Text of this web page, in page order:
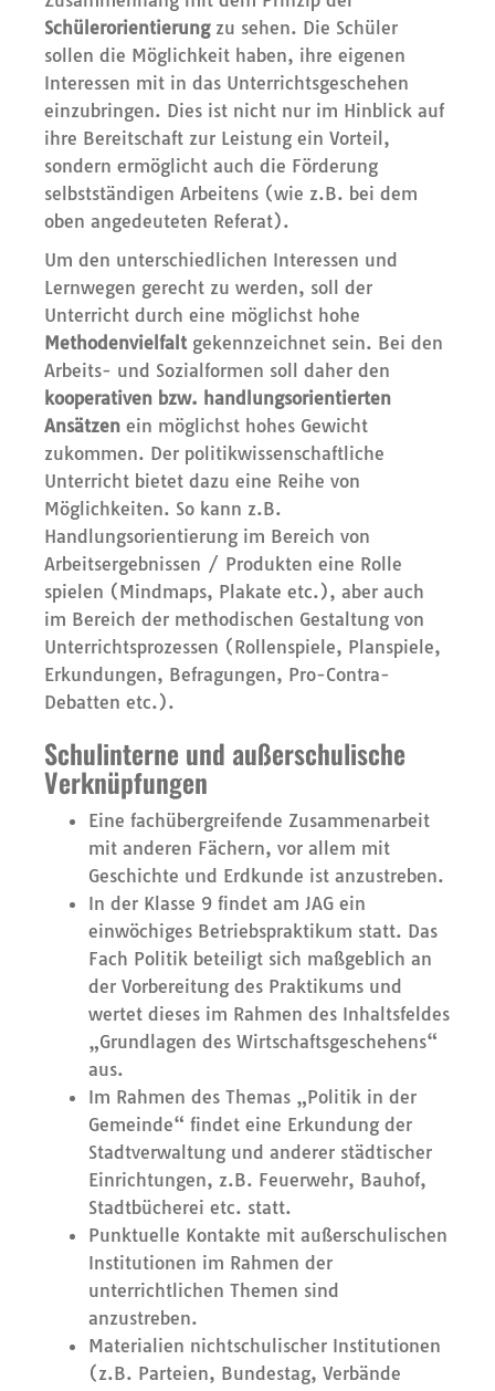
Schülerorientierungzu sehen. Die Schüler
sollen die Möglichkeit haben, ihre eigenen
Interessen mit in das Unterrichtsgeschehen
einzubringen. Dies ist nicht nur im Hinblick auf
ihre Bereitschaft zur Leistung ein Vorteil,
sondern ermöglicht auch die Förderung
selbstständigen Arbeitens (wie z.B. bei dem
oben angedeuteten Referat).
Um den unterschiedlichen Interessen und
Lernwegen gerecht zu werden, soll der
Unterricht durch eine möglichst hohe
Methodenvielfalt gekennzeichnet sein. Bei den
Arbeits- und Sozialformen soll daher den
kooperativen bzw. handlungsorientierten
Ansätzen ein möglichst hohes Gewicht
zukommen. Der politikwissenschaftliche
Unterricht bietet dazu eine Reihe von
Möglichkeiten. So kann z.B.
Handlungsorientierung im Bereich von
Arbeitsergebnissen / Produkten eine Rolle
spielen (Mindmaps, Plakate etc.), aber auch
im Bereich der methodischen Gestaltung von
Unterrichtsprozessen (Rollenspiele, Planspiele,
Erkundungen, Befragungen, Pro-Contra-
Debatten etc.).
Schulinterne und außerschulische
Verknüpfungen
Eine fachübergreifende Zusammenarbeit
mit anderen Fächern, vor allem mit
Geschichte und Erdkunde ist anzustreben.
In der Klasse 9 findet am JAG ein
einwöchiges Betriebspraktikum statt. Das
Fach Politik beteiligt sich maßgeblich an
der Vorbereitung des Praktikums und
wertet dieses im Rahmen des Inhaltsfeldes
„Grundlagen des Wirtschaftsgeschehens“
aus.
Im Rahmen des Themas „Politik in der
Gemeinde“ findet eine Erkundung der
Stadtverwaltung und anderer städtischer
Einrichtungen, z.B. Feuerwehr, Bauhof,
Stadtbücherei etc. statt.
Punktuelle Kontakte mit außerschulischen
Institutionen im Rahmen der
unterrichtlichen Themen sind
anzustreben.
Materialien nichtschulischer Institutionen
(z.B. Parteien, Bundestag, Verbände